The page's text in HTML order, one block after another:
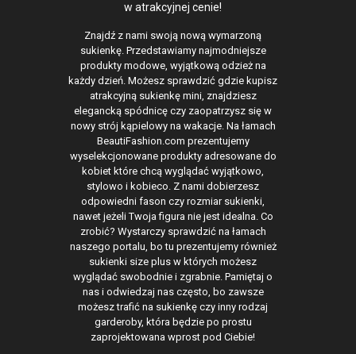
w atrakcyjnej cenie!
Znajdź z nami swoją nową wymarzoną
sukienkę. Przedstawiamy najmodniejsze
produkty modowe, wyjątkową odzież na
każdy dzień. Możesz sprawdzić gdzie kupisz
atrakcyjną sukienkę mini, znajdziesz
elegancką spódnicę czy zaopatrzysz się w
nowy strój kąpielowy na wakacje. Na łamach
BeautiFashion.com prezentujemy
wyselekcjonowane produkty adresowane do
kobiet które chcą wyglądać wyjątkowo,
stylowo i kobieco. Z nami dobierzesz
odpowiedni fason czy rozmiar sukienki,
nawet jeżeli Twoja figura nie jest idealna. Co
zrobić? Wystarczy sprawdzić na łamach
naszego portalu, bo tu prezentujemy również
sukienki size plus w których możesz
wyglądać swobodnie i zgrabnie. Pamiętaj o
nas i odwiedzaj nas często, bo zawsze
możesz trafić na sukienkę czy inny rodzaj
garderoby, która będzie po prostu
zaprojektowana wprost pod Ciebie!